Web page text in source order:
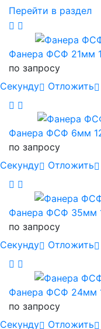
Перейти в раздел
Фанера ФСФ 21мм
по запросу
Cекунду
Отложить
Фанера ФСФ 6мм
по запросу
Cекунду
Отложить
Фанера ФСФ 35мм
по запросу
Cекунду
Отложить
Фанера ФСФ 24мм
по запросу
Cекунду
Отложить